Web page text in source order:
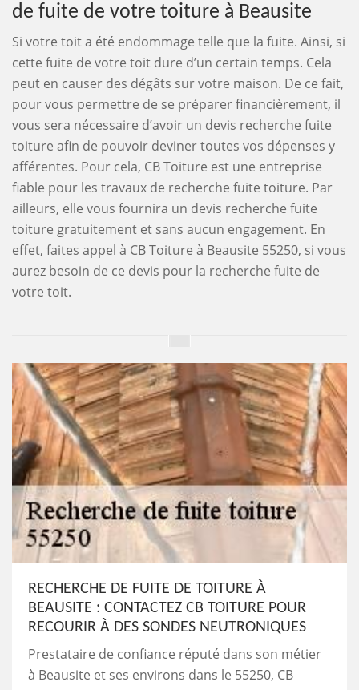
de fuite de votre toiture à Beausite
Si votre toit a été endommage telle que la fuite. Ainsi, si
cette fuite de votre toit dure d’un certain temps. Cela
peut en causer des dégâts sur votre maison. De ce fait,
pour vous permettre de se préparer financièrement, il
vous sera nécessaire d’avoir un devis recherche fuite
toiture afin de pouvoir deviner toutes vos dépenses y
afférentes. Pour cela, CB Toiture est une entreprise
fiable pour les travaux de recherche fuite toiture. Par
ailleurs, elle vous fournira un devis recherche fuite
toiture gratuitement et sans aucun engagement. En
effet, faites appel à CB Toiture à Beausite 55250, si vous
aurez besoin de ce devis pour la recherche fuite de
votre toit.
RECHERCHE DE FUITE DE TOITURE À
BEAUSITE : CONTACTEZ CB TOITURE POUR
RECOURIR À DES SONDES NEUTRONIQUES
Prestataire de confiance réputé dans son métier
à Beausite et ses environs dans le 55250, CB